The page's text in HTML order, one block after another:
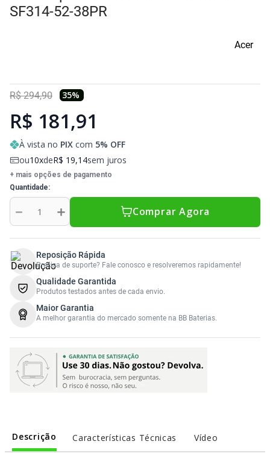
Sony Vaio
Sony Vaio
Caddy para SSD
SF314-52-38PR
Acer
R$ 294,90 35%
R$ 181,91
À vista no PIX com 5% OFF
ou10 deR$ 19,14sem juros
+ mais opções de pagamento
Quantidade
＋
－ Comprar Agora
Reposição Rápida
Precisa de suporte? Fale conosco e resolveremos rapidamente!
Qualidade Garantida
Produtos testados antes de cada envio.
Maior Garantia
A melhor garantia do mercado somente na BB Baterias.
Descrição Características Técnicas Vídeo